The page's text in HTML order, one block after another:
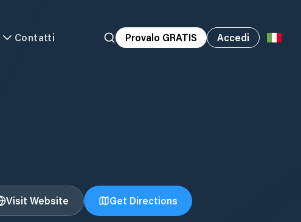
Contatti Provalo GRATIS Accedi
Visit Website Get Directions